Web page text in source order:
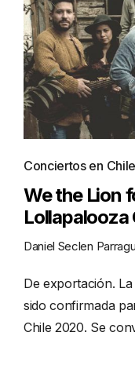
Conciertos en Chile
We the Lion
Lollapalooza
Daniel Seclen
De exportación.
sido confirmada
Chile 2020. Se